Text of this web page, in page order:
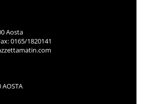
Aosta
0165/1820141